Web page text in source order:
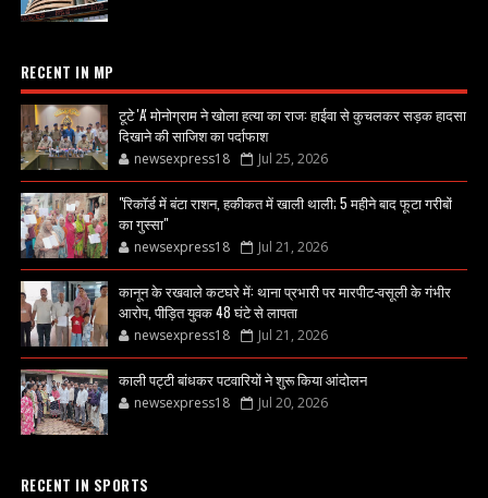
RECENT IN MP
टूटे 'A' मोनोग्राम ने खोला हत्या का राज: हाईवा से कुचलकर सड़क हादसा
दिखाने की साजिश का पर्दाफाश
newsexpress18 Jul 25, 2026
"रिकॉर्ड में बंटा राशन, हकीकत में खाली थाली; 5 महीने बाद फूटा गरीबों
का गुस्सा"
newsexpress18 Jul 21, 2026
कानून के रखवाले कटघरे में: थाना प्रभारी पर मारपीट-वसूली के गंभीर
आरोप, पीड़ित युवक 48 घंटे से लापता
newsexpress18 Jul 21, 2026
काली पट्टी बांधकर पटवारियों ने शुरू किया आंदोलन
newsexpress18 Jul 20, 2026
RECENT IN SPORTS